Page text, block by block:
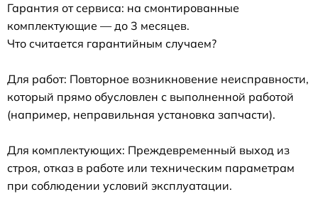
Гарантия от сервиса: на смонтированные
комплектующие — до 3 месяцев.
Что считается гарантийным случаем?
Для работ: Повторное возникновение неисправности,
который прямо обусловлен с выполненной работой
(например, неправильная установка запчасти).
Для комплектующих: Преждевременный выход из
строя, отказ в работе или техническим параметрам
при соблюдении условий эксплуатации.